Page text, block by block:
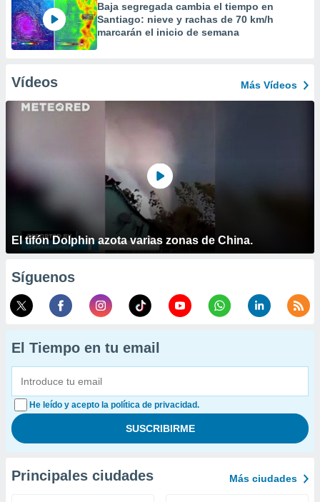
Baja segregada cambia el tiempo en
Santiago: nieve y rachas de 70 km/h
marcarán el inicio de semana
Vídeos Más Vídeos
El tifón Dolphin azota varias zonas de China.
Síguenos
El Tiempo en tu email
He leído y acepto la política de privacidad.
Principales ciudades Más ciudades